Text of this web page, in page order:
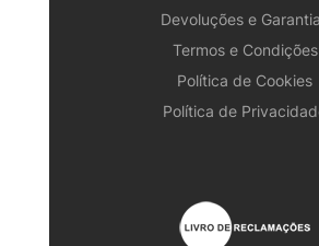
Devoluções e
Termos e Condições
Política de Cookies
Política de